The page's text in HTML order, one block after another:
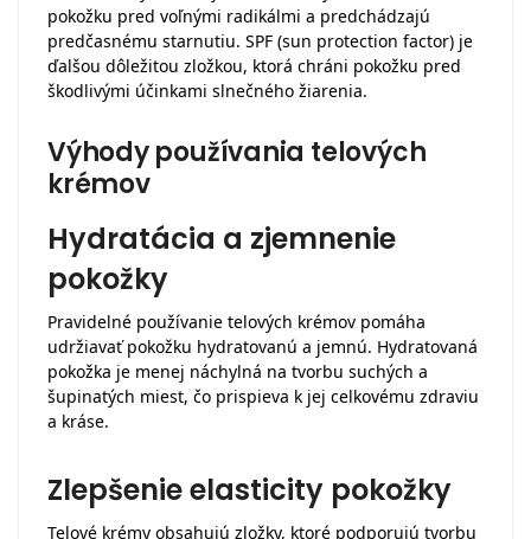
pokožku pred voľnými radikálmi a predchádzajú
predčasnému starnutiu. SPF (sun protection factor) je
ďalšou dôležitou zložkou, ktorá chráni pokožku pred
škodlivými účinkami slnečného žiarenia.
Výhody používania telových
krémov
Hydratácia a zjemnenie
pokožky
Pravidelné používanie telových krémov pomáha
udržiavať pokožku hydratovanú a jemnú. Hydratovaná
pokožka je menej náchylná na tvorbu suchých a
šupinatých miest, čo prispieva k jej celkovému zdraviu
a kráse.
Zlepšenie elasticity pokožky
Telové krémy obsahujú zložky, ktoré podporujú tvorbu